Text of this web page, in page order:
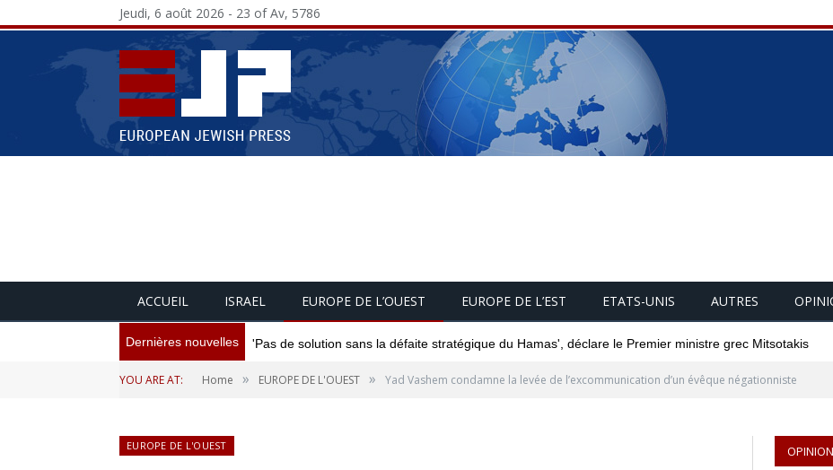
Jeudi, 6 août 2026 - 23 of Av, 5786
ACCUEIL ISRAEL EUROPE DE L’OUEST EUROPE DE L’EST ETATS-UNIS AUTRES
Dernières nouvelles 'Pas de solution sans la défaite stratégique du Hamas', déclare le Premier ministre grec Mitsotakis
YOU ARE AT: Home » EUROPE DE L'OUEST » Yad Vashem condamne la levée de l’excommunication d’un évêque négationniste
EUROPE DE L'OUEST